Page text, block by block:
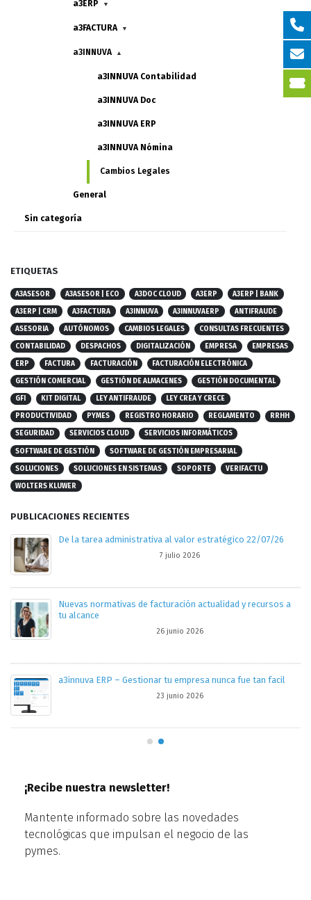
a3ERP ▼
a3FACTURA ▼
a3INNUVA ▲
a3INNUVA Contabilidad
a3INNUVA Doc
a3INNUVA ERP
a3INNUVA Nómina
Cambios Legales
General
Sin categoría
ETIQUETAS
A3ASESOR A3ASESOR | ECO A3DOC CLOUD A3ERP A3ERP | BANK
A3ERP | CRM A3FACTURA A3INNUVA A3INNUVAERP ANTIFRAUDE
ASESORIA AUTÓNOMOS CAMBIOS LEGALES CONSULTAS FRECUENTES
CONTABILIDAD DESPACHOS DIGITALIZACIÓN EMPRESA EMPRESAS
ERP FACTURA FACTURACIÓN FACTURACIÓN ELECTRÓNICA
GESTIÓN COMERCIAL GESTIÓN DE ALMACENES GESTIÓN DOCUMENTAL
GFI KIT DIGITAL LEY ANTIFRAUDE LEY CREA Y CRECE
PRODUCTIVIDAD PYMES REGISTRO HORARIO REGLAMENTO RRHH
SEGURIDAD SERVICIOS CLOUD SERVICIOS INFORMÁTICOS
SOFTWARE DE GESTIÓN SOFTWARE DE GESTIÓN EMPRESARIAL
SOLUCIONES SOLUCIONES EN SISTEMAS SOPORTE VERIFACTU
WOLTERS KLUWER
PUBLICACIONES RECIENTES
De la tarea administrativa al valor estratégico 22/07/26
7 julio 2026
Nuevas normativas de facturación actualidad y recursos a
tu alcance
26 junio 2026
a3innuva ERP – Gestionar tu empresa nunca fue tan facil
23 junio 2026
¡Recibe nuestra newsletter!
Mantente informado sobre las novedades
tecnológicas que impulsan el negocio de las
pymes.